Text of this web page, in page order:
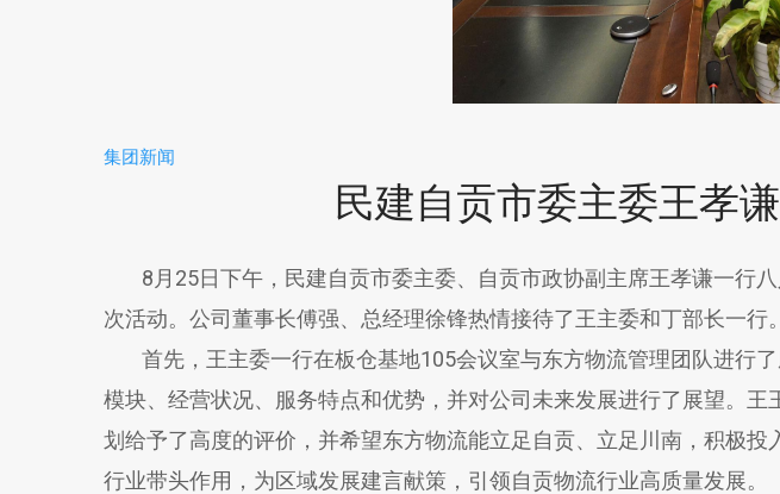
集团新闻
民建自贡市委主委王孝
8月25日下午，民建自贡市委主委、自贡市政协副主席王孝谦一行
次活动。公司董事长傅强、总经理徐锋热情接待了王主委和丁部长一行。
首先，王主委一行在板仓基地105会议室与东方物流管理团队进行
模块、经营状况、服务特点和优势，并对公司未来发展进行了展望。
划给予了高度的评价，并希望东方物流能立足自贡、立足川南，积极
行业带头作用，为区域发展建言献策，引领自贡物流行业高质量发展。